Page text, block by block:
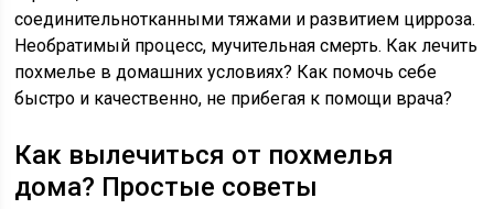
соединительнотканными тяжами и развитием цирроза.
Необратимый процесс, мучительная смерть. Как лечить
похмелье в домашних условиях? Как помочь себе
быстро и качественно, не прибегая к помощи врача?
Как вылечиться от похмелья
дома? Простые советы